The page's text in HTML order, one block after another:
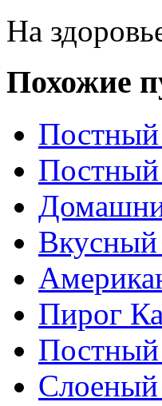
На
Похожие
Постный
Пирог
Постный
Слоеный